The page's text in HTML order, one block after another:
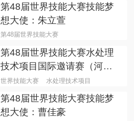
第48届世界技能大赛技能梦
想大使：朱立萱
第48届世界技能大赛
第48届世界技能大赛水处理
技术项目国际邀请赛（河
南）
世界技能大赛 水处理技术项目
第48届世界技能大赛技能梦
想大使：曹佳豪